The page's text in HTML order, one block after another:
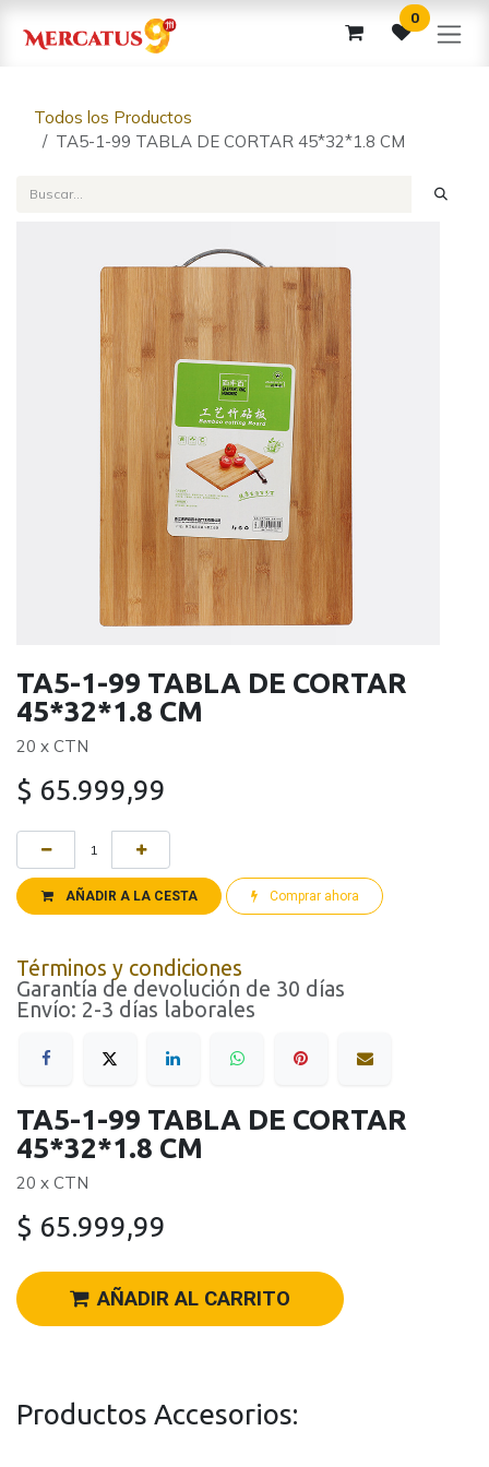
0
Todos los Productos
TA5-1-99 TABLA DE CORTAR 45*32*1.8 CM
TA5-1-99 TABLA DE CORTAR
45*32*1.8 CM
20 x CTN
$ 65.999,99
AÑADIR A LA CESTA Comprar ahora
Términos y condiciones
Garantía de devolución de 30 días
Envío: 2-3 días laborales
TA5-1-99 TABLA DE CORTAR
45*32*1.8 CM
20 x CTN
$ 65.999,99
AÑADIR AL CARRITO
Productos Accesorios: